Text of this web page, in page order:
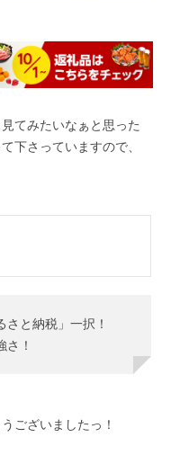
てみたいなぁと思った
下さっていますので、
さと納税」一択！
さ！
ございましたっ！